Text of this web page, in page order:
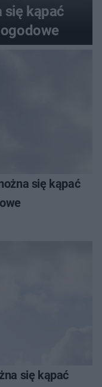
się kąpać
się kąpać
się kąpać